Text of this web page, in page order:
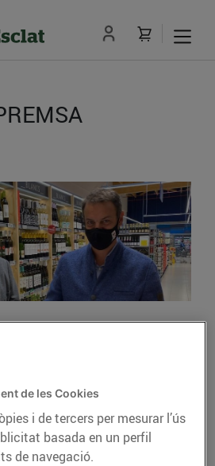
Esclat i els
sis anys
dels
de les Cookies
i de tercers per mesurar l’ús
basada en un perfil
de navegació.